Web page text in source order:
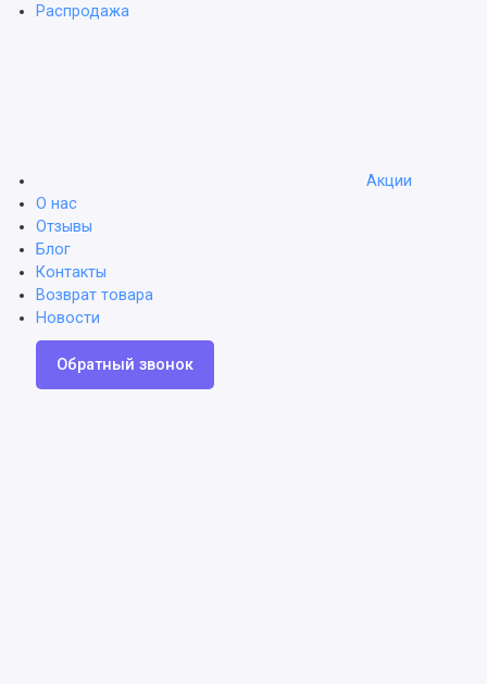
Распродажа
Акции
О нас
Отзывы
Блог
Контакты
Возврат товара
Новости
Обратный звонок